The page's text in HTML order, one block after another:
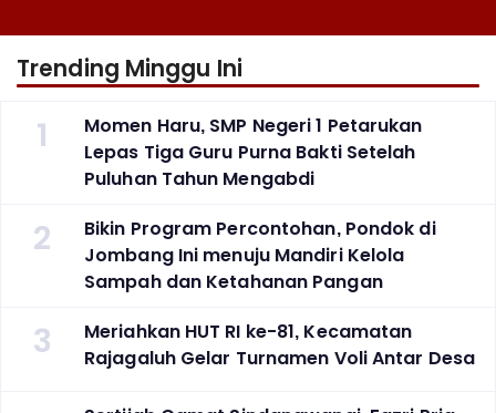
Trending Minggu Ini
1
Momen Haru, SMP Negeri 1 Petarukan
Lepas Tiga Guru Purna Bakti Setelah
Puluhan Tahun Mengabdi
2
Bikin Program Percontohan, Pondok di
Jombang Ini menuju Mandiri Kelola
Sampah dan Ketahanan Pangan
3
Meriahkan HUT RI ke-81, Kecamatan
Rajagaluh Gelar Turnamen Voli Antar Desa